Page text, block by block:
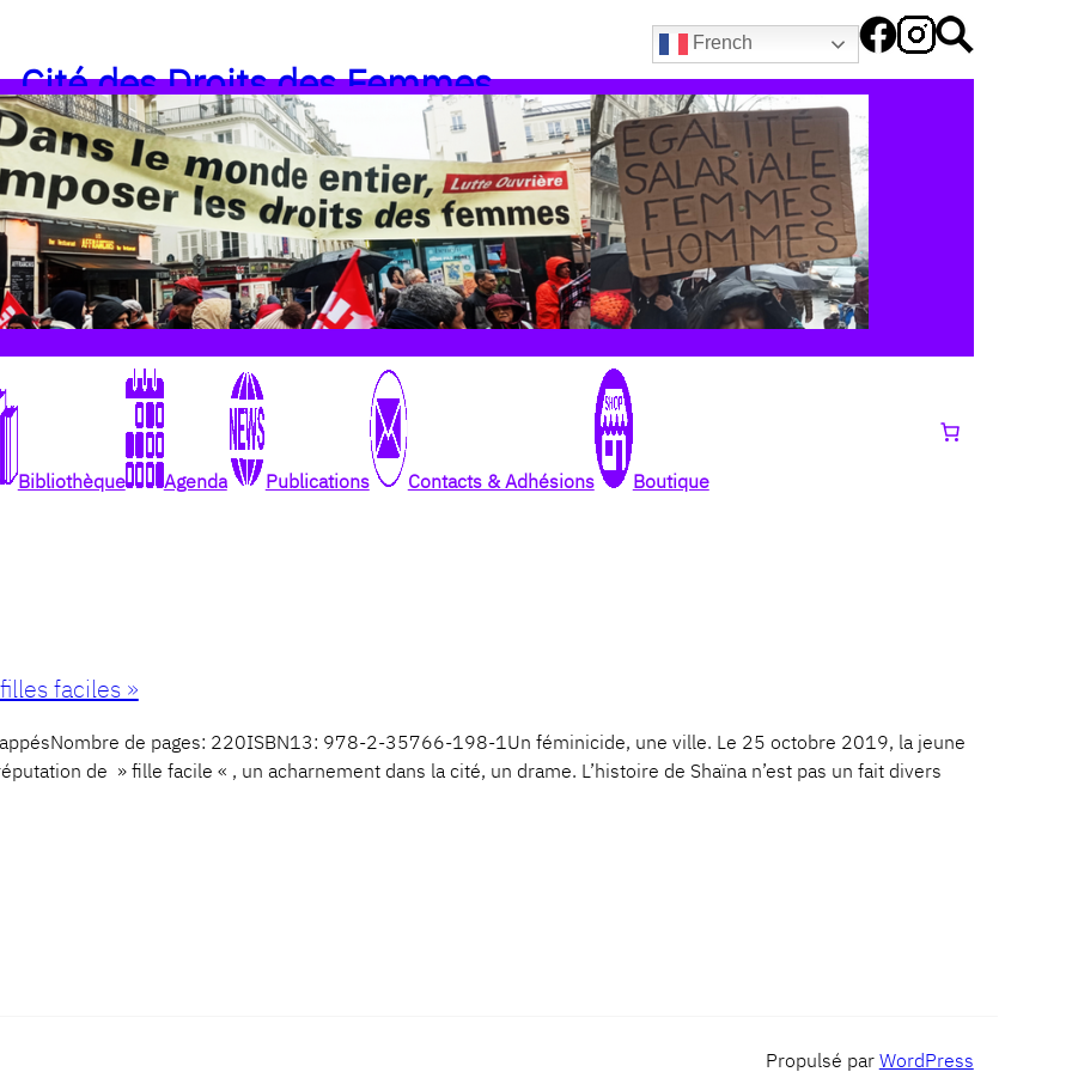
French
Cité des Droits des Femmes
Bibliothèque Agenda Publications Contacts & Adhésions Boutique
faciles »
de pages: 220ISBN13: 978-2-35766-198-1Un féminicide, une ville. Le 25 octobre 2019, la jeune
de » fille facile « , un acharnement dans la cité, un drame. L’histoire de Shaïna n’est pas un fait divers
Propulsé par WordPress